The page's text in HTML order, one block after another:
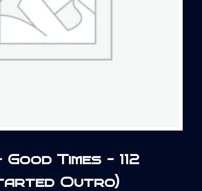
Good Times – 112
Outro)